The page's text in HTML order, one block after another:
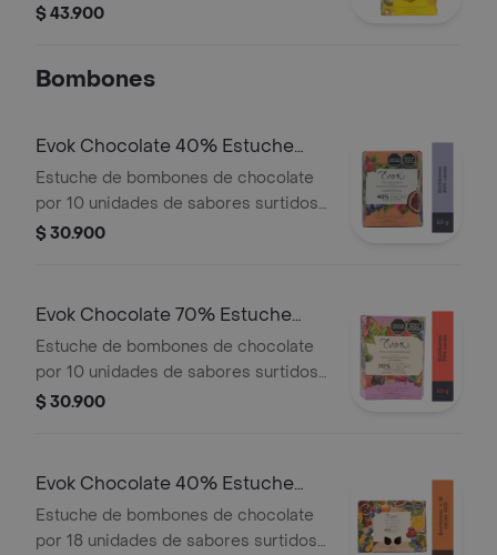
cúrcuma por 90 gramos
$ 43.900
Bombones
Evok Chocolate 40% Estuche
X10uX50g
Estuche de bombones de chocolate
por 10 unidades de sabores surtidos
al 40 % de cacao por 50 gramos
$ 30.900
Evok Chocolate 70% Estuche
X10uX50g
Estuche de bombones de chocolate
por 10 unidades de sabores surtidos
al 70 % de cacao por 50 gramos
$ 30.900
Evok Chocolate 40% Estuche
X18 u X180g
Estuche de bombones de chocolate
por 18 unidades de sabores surtidos